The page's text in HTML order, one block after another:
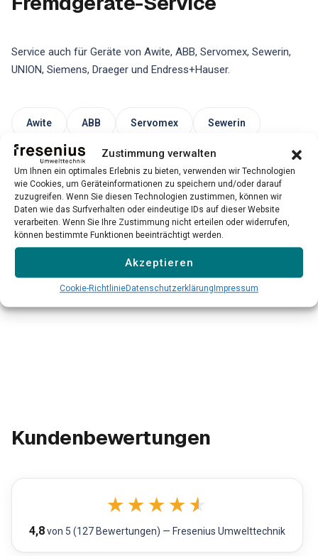
Zustimmung verwalten
Um Ihnen ein optimales Erlebnis zu bieten, verwenden wir Technologien
wie Cookies, um Geräteinformationen zu speichern und/oder darauf
zuzugreifen. Wenn Sie diesen Technologien zustimmen, können wir
Daten wie das Surfverhalten oder eindeutige IDs auf dieser Website
verarbeiten. Wenn Sie Ihre Zustimmung nicht erteilen oder widerrufen,
können bestimmte Funktionen beeinträchtigt werden.
Akzeptieren
Cookie-RichtlinieDatenschutzerklärung Impressum
Service auch für Geräte von Awite, ABB, Servomex, Sewerin,
UNION, Siemens, Draeger und Endress+Hauser.
Awite ABB Servomex Sewerin
UNION Siemens Draeger
Endress+Hauser
Bitte beachten Sie: Unser Service für Fremdgeräte ist
nicht für alle Modelle und Hersteller verfügbar. Wir prüfen
jeden Einzelfall individuell.
Kundenbewertungen
★ ★ ★ ★ ★
4,8von 5 (127 Bewertungen) — Fresenius Umwelttechnik